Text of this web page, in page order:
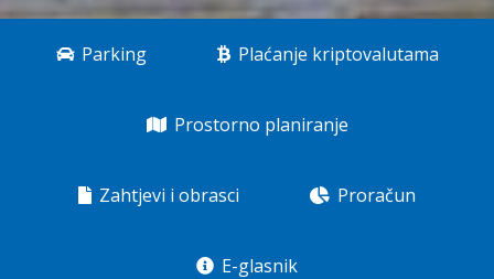
Parking Plaćanje kriptovalutama
Prostorno planiranje
Zahtjevi i obrasci Proračun
E-glasnik